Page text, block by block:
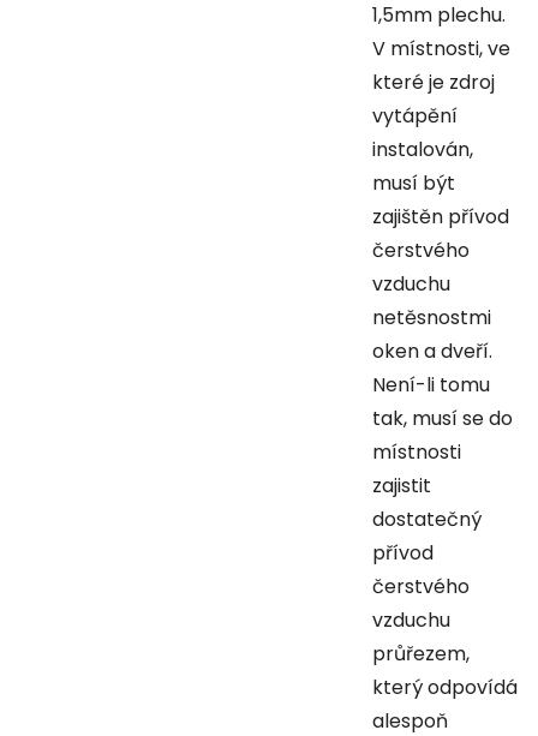
1,5mm plechu.
V místnosti, ve
které je zdroj
vytápění
instalován,
musí být
zajištěn přívod
čerstvého
vzduchu
netěsnostmi
oken a dveří.
Není-li tomu
tak, musí se do
místnosti
zajistit
dostatečný
přívod
čerstvého
vzduchu
průřezem,
který odpovídá
alespoň